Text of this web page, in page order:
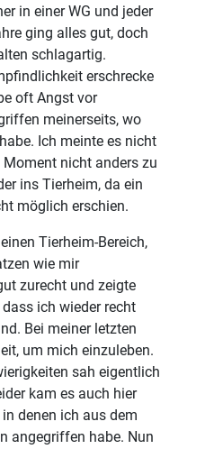
in einer WG und jeder
ging alles gut, doch
schlagartig.
erschrecke
oft Angst vor
meinerseits, wo
Ich meinte es nicht
nicht anders zu
ins Tierheim, da ein
möglich erschien.
Tierheim-Bereich,
wie mir
zurecht und zeigte
ich wieder recht
Bei meiner letzten
um mich einzuleben.
sah eigentlich
kam es auch hier
denen ich aus dem
angegriffen habe. Nun